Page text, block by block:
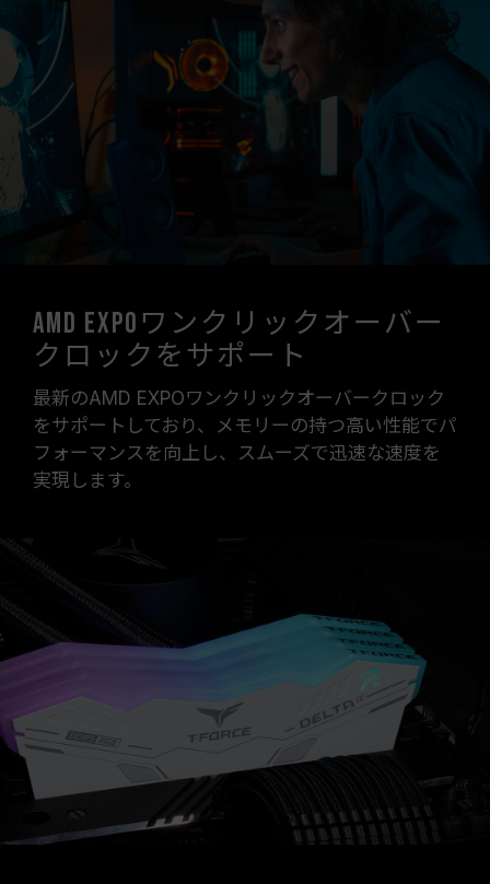
をサポートしているかをご確認ください。対応し
ていない場合、メモリは指定のオーバークロック
周波数に達しない可能性があります。
TEAMGROUPのメモリモジュールは標準電圧範
囲内でテストされています。マザーボードやプロ
セッサの故障が発生した場合は、それぞれの製造
元のアフターサービスにお問い合わせください。
AMD EXPOワンクリックオーバー
クロックをサポート
最新のAMD EXPOワンクリックオーバークロック
をサポートしており、メモリーの持つ高い性能でパ
フォーマンスを向上し、スムーズで迅速な速度を
実現します。